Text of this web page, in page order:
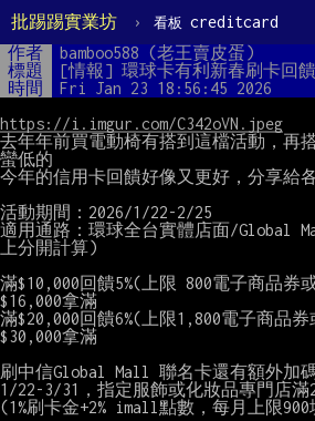
批踢踢實業坊 › 看板 creditcard
作者 bamboo588 (老王賣皮蛋)
標題
[情報] 環球卡有利新春刷卡回饋
時間
Fri Jan 23 18:56:45 2026
https://i.imgur.com/C342oVN.jpeg
去年年前買電動椅有搭到這檔活動，再
蠻低的
今年的信用卡回饋好像又更好，分享給
活動期間：2026/1/22-2/25
適用通路：環球全台實體店面/Global
上分開計算)
滿$10,000回饋5%(上限 800電子商品券
$16,000拿滿
滿$20,000回饋6%(上限1,800電子商品
$30,000拿滿
刷中信Global Mall 聯名卡還有額外加
1/22-3/31，指定服飾或化妝品專門店滿
(1%刷卡金+2% imall點數，每月上限900